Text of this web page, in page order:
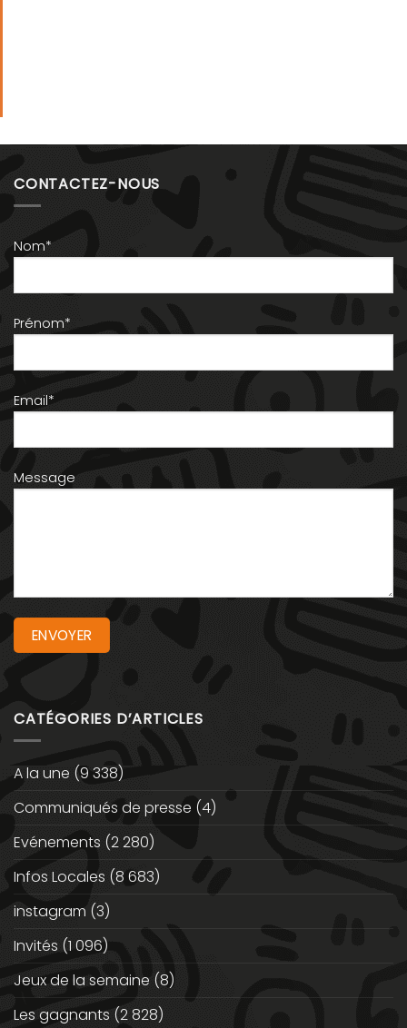
CONTACTEZ-NOUS
Nom*
Prénom*
Email*
Message
CATÉGORIES D’ARTICLES
A la une (9 338)
Communiqués de presse (4)
Evénements (2 280)
Infos Locales (8 683)
instagram (3)
Invités (1 096)
Jeux de la semaine (8)
Les gagnants (2 828)